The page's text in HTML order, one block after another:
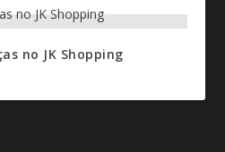
no JK Shopping